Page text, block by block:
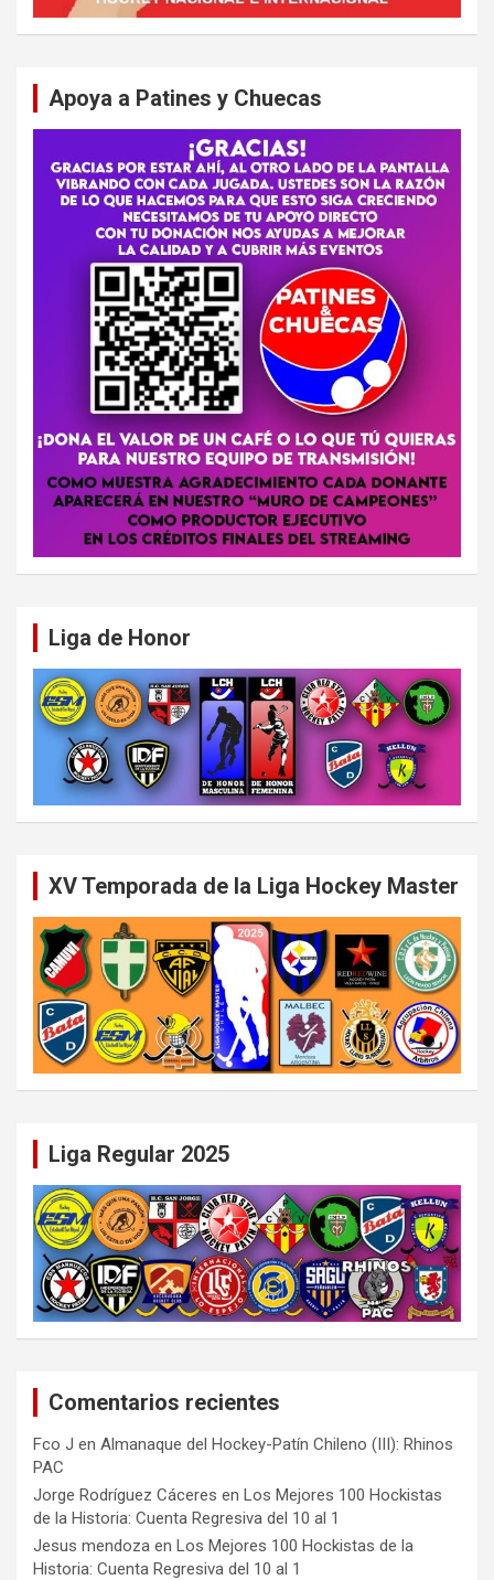
Apoya a Patines y Chuecas
Liga de Honor
XV Temporada de la Liga Hockey Master
Liga Regular 2025
Comentarios recientes
Fco J en Almanaque del Hockey-Patín Chileno (III): Rhinos
PAC
Jorge Rodríguez Cáceres en Los Mejores 100 Hockistas
de la Historia: Cuenta Regresiva del 10 al 1
Jesus mendoza en Los Mejores 100 Hockistas de la
Historia: Cuenta Regresiva del 10 al 1